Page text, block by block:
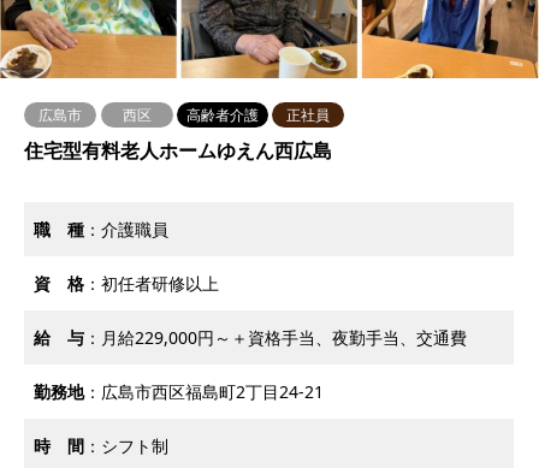
広島市 西区 高齢者介護
正社員
住宅型有料老人ホームゆえん西広島
職 種 ：介護職員
資 格 ：初任者研修以上
給 与 ：月給229,000円～＋資格手当、夜勤手当、交通費
勤務地：広島市西区福島町2丁目24-21
時 間 ：シフト制